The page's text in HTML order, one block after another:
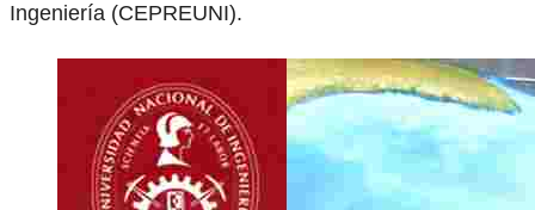
Ingeniería (CEPREUNI).